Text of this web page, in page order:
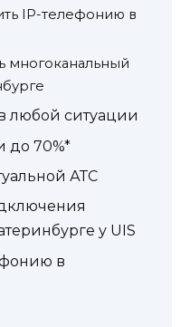
IP-телефонию в
многоканальный
любой ситуации
до 70%*
АТС
у UIS
в